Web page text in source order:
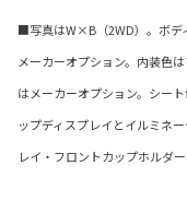
■写真はW×B（2WD）。ボデ
メーカーオプション。内装色
はメーカーオプション。シー
ップディスプレイとイルミネ
レイ・フロントカップホルダ